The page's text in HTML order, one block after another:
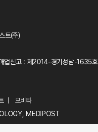
트(주)
신고 : 제2014-경기성남-1635호
| 모비타
MEDIPOST